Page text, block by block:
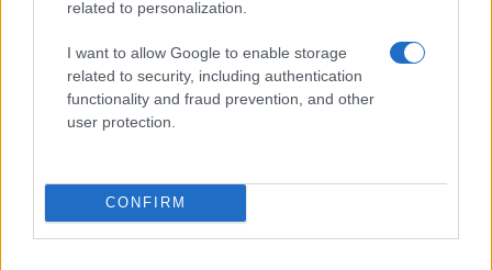
related to personalization.
I want to allow Google to enable storage
related to security, including authentication
functionality and fraud prevention, and other
user protection.
CONFIRM
I nostri cari
Giovannimaria Cabras